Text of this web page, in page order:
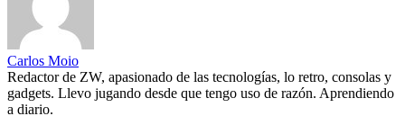
Carlos Moio
Redactor de ZW, apasionado de las tecnologías, lo retro, consolas y
gadgets. Llevo jugando desde que tengo uso de razón. Aprendiendo
a diario.